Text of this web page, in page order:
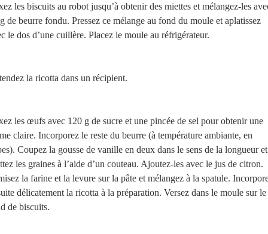
les biscuits au robot jusqu’à obtenir des miettes et mélangez-les
de beurre fondu. Pressez ce mélange au fond du moule et aplatissez
le dos d’une cuillère. Placez le moule au réfrigérateur.
la ricotta dans un récipient.
les œufs avec 120 g de sucre et une pincée de sel pour obtenir une
claire. Incorporez le reste du beurre (à température ambiante, en
Coupez la gousse de vanille en deux dans le sens de la longueur et
les graines à l’aide d’un couteau. Ajoutez-les avec le jus de citron.
la farine et la levure sur la pâte et mélangez à la spatule.
délicatement la ricotta à la préparation. Versez dans le moule sur le
de biscuits.